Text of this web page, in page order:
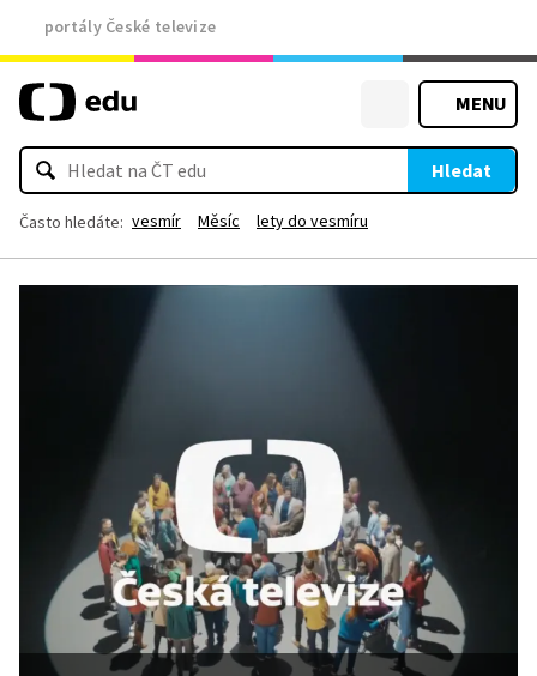
portály České televize
MENU
Hledat
Často hledáte: vesmír Měsíc lety do vesmíru